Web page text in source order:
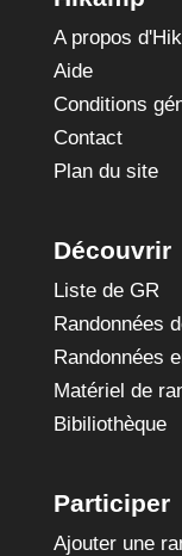
A propos
Aide
Conditions
Contact
Plan du site
Découvrir
Liste de GR
Randonnées
Randonnées
Matériel de
Bibiliothèque
Participer
Ajouter une